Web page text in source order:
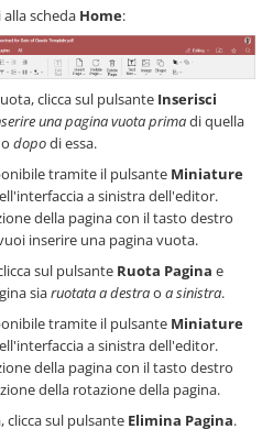
alla scheda Home:
clicca sul pulsante Inserisci
una pagina vuota primadi quella
dopodi essa.
tramite il pulsante Miniature
a sinistra dell'editor.
della pagina con il tasto destro
inserire una pagina vuota.
sul pulsante Ruota Pagina e
siaruotata a destrao a sinistra.
tramite il pulsante Miniature
a sinistra dell'editor.
della pagina con il tasto destro
della rotazione della pagina.
clicca sul pulsante Elimina Pagina.